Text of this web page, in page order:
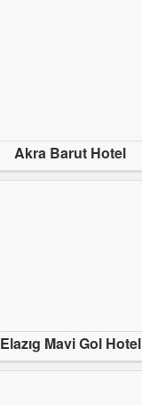
Akra Barut Hotel
Elazıg Mavi Gol Hotel